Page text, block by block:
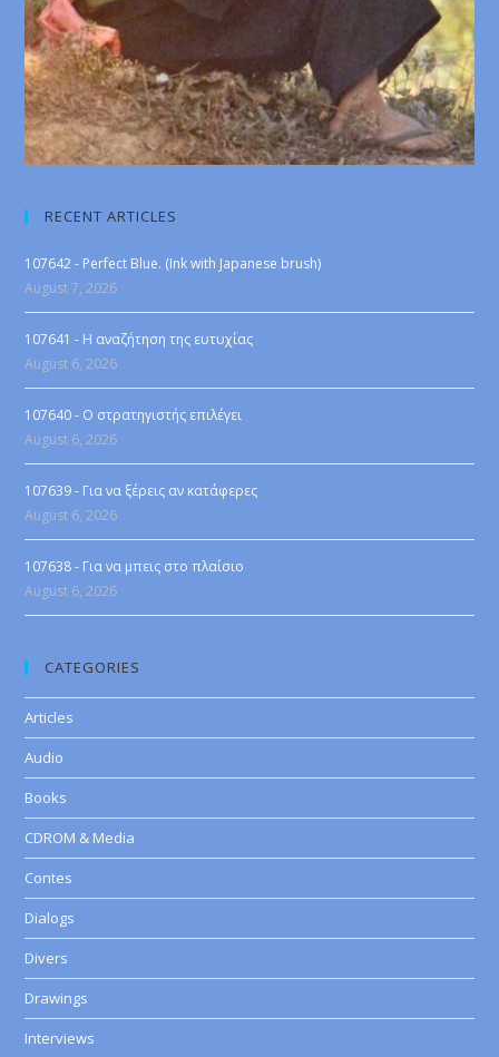
RECENT ARTICLES
107642 - Perfect Blue. (Ink with Japanese brush)
August 7, 2026
107641 - Η αναζήτηση της ευτυχίας
August 6, 2026
107640 - Ο στρατηγιστής επιλέγει
August 6, 2026
107639 - Για να ξέρεις αν κατάφερες
August 6, 2026
107638 - Για να μπεις στο πλαίσιο
August 6, 2026
CATEGORIES
Articles
Audio
Books
CDROM & Media
Contes
Dialogs
Divers
Drawings
Interviews